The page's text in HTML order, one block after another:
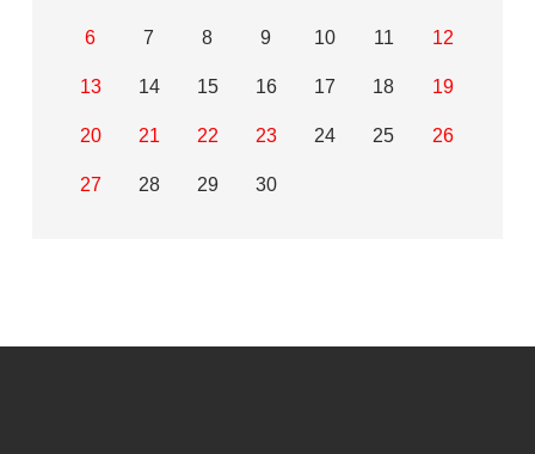
6 7 8 9 10 11 12
13 14 15 16 17 18 19
20 21 22 23 24 25 26
27 28 29 30